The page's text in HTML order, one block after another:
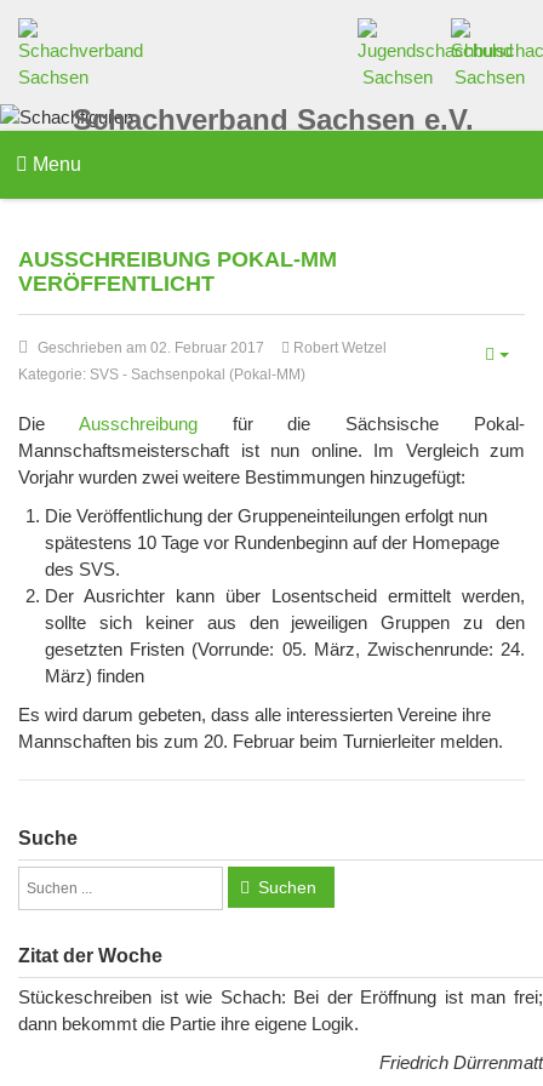
Schachverband Sachsen e.V.
Menu
AUSSCHREIBUNG POKAL-MM
VERÖFFENTLICHT
Geschrieben am 02. Februar 2017
Robert Wetzel
Kategorie: SVS - Sachsenpokal (Pokal-MM)
Die Ausschreibungfür die Sächsische Pokal-
Mannschaftsmeisterschaft ist nun online. Im Vergleich zum
Vorjahr wurden zwei weitere Bestimmungen hinzugefügt:
Die Veröffentlichung der Gruppeneinteilungen erfolgt nun
spätestens 10 Tage vor Rundenbeginn auf der Homepage
des SVS.
Der Ausrichter kann über Losentscheid ermittelt werden,
sollte sich keiner aus den jeweiligen Gruppen zu den
gesetzten Fristen (Vorrunde: 05. März, Zwischenrunde: 24.
März) finden
Es wird darum gebeten, dass alle interessierten Vereine ihre
Mannschaften bis zum 20. Februar beim Turnierleiter melden.
Suche
Suchen
Zitat der Woche
Stückeschreiben ist wie Schach: Bei der Eröffnung ist man frei;
dann bekommt die Partie ihre eigene Logik.
Friedrich Dürrenmatt